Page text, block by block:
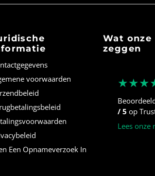
voorwaarden
Een Opnameverzoek In
Wat
zeggen
/ 5 op
Lees onze